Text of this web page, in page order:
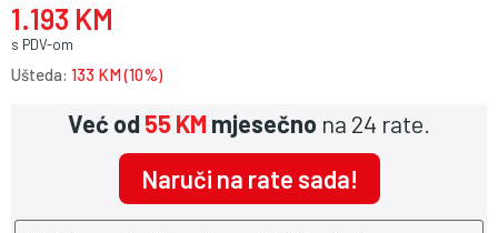
1.193 KM
s PDV-om
Ušteda: 133 KM (10%)
Već od55 KM mjesečno na 24 rate.
Naruči na rate sada!